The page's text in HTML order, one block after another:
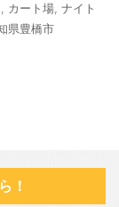
カート場 ナイト
県豊橋市
！